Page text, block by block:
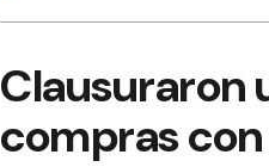
Clausuraron
compras